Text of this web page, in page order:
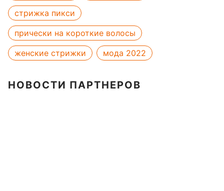
стрижка пикси
прически на короткие волосы
женские стрижки
мода 2022
НОВОСТИ ПАРТНЕРОВ